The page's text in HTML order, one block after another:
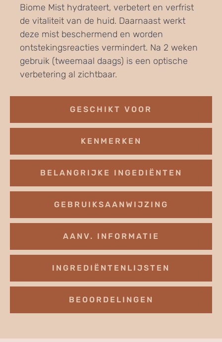
GESCHIKT VOOR
KENMERKEN
BELANGRIJKE INGEDIËNTEN
GEBRUIKSAANWIJZING
AANV. INFORMATIE
INGREDIËNTENLIJSTEN
BEOORDELINGEN
Biome Mist hydrateert, verbetert en verfrist
de vitaliteit van de huid. Daarnaast werkt
deze mist beschermend en worden
ontstekingsreacties vermindert. Na 2 weken
gebruik (tweemaal daags) is een optische
verbetering al zichtbaar.